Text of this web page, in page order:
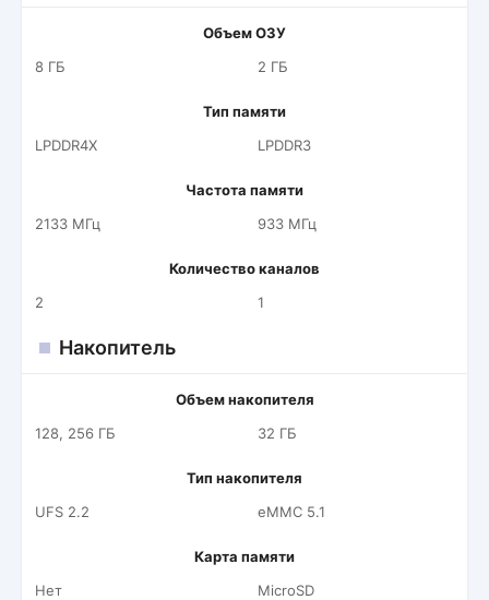
Объем ОЗУ
8 ГБ
2 ГБ
Тип памяти
LPDDR4X
LPDDR3
Частота памяти
2133 МГц
933 МГц
Количество каналов
2
1
Накопитель
Объем накопителя
128, 256 ГБ
32 ГБ
Тип накопителя
UFS 2.2
eMMC 5.1
Карта памяти
Нет
MicroSD